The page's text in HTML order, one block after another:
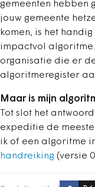
gemeenten hebben
jouw gemeente
komen, is het
impactvol
organisatie die er
algoritmeregister
Maar is mijn
Tot slot het
expeditie de
ik of een algoritme
handreiking (versie